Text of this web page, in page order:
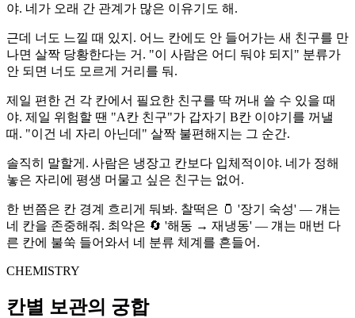
야. 네가 오래 간 관계가 많은 이유기도 해.
근데 너도 느낄 때 있지. 어느 칸에도 안 들어가는 새 친구를 만
나면 살짝 당황한다는 거. "이 사람은 어디 둬야 되지" 분류가
안 되면 너도 모르게 거리를 둬.
제일 편한 건 각 칸에서 필요한 친구를 딱 꺼내 쓸 수 있을 때
야. 제일 위험할 땐 "A칸 친구"가 갑자기 B칸 이야기를 꺼낼
때. "이건 네 자리 아닌데" 살짝 불편해지는 그 순간.
솔직히 말할게. 사람은 냉장고 칸보다 입체적이야. 네가 정해
놓은 자리에 평생 머물고 싶은 친구는 없어.
한 번쯤은 칸 경계 흐리게 둬봐. 찰떡은 🫙 '장기 숙성' — 걔는
네 칸을 존중해줘. 최악은 🔄 '해동 → 재냉동' — 걔는 매번 다
른 칸에 불쑥 들어와서 네 분류 체계를 흔들어.
CHEMISTRY
칸별 보관의 궁합